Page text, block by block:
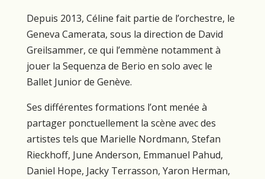
Depuis 2013, Céline fait partie de l’orchestre, le
Geneva Camerata, sous la direction de David
Greilsammer, ce qui l’emmène notamment à
jouer la Sequenza de Berio en solo avec le
Ballet Junior de Genève.
Ses différentes formations l’ont menée à
partager ponctuellement la scène avec des
artistes tels que Marielle Nordmann, Stefan
Rieckhoff, June Anderson, Emmanuel Pahud,
Daniel Hope, Jacky Terrasson, Yaron Herman,